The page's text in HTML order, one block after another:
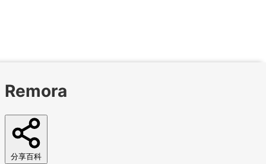
文章 视频 课程 集训营
首页文章视频
工作